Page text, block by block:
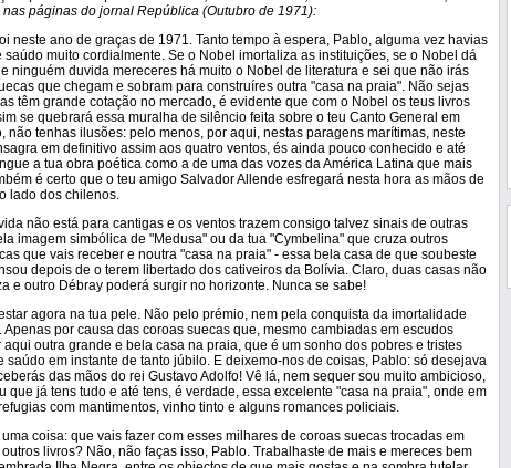
páginas do jornal República (Outubro de 1971):
neste ano de graças de 1971. Tanto tempo à espera, Pablo, alguma vez havias
muito cordialmente. Se o Nobel imortaliza as instituições, se o Nobel dá
ninguém duvida mereceres há muito o Nobel de literatura e sei que não irás
que chegam e sobram para construíres outra "casa na praia". Não sejas
têm grande cotação no mercado, é evidente que com o Nobel os teus livros
se quebrará essa muralha de silêncio feita sobre o teu Canto General em
não tenhas ilusões: pelo menos, por aqui, nestas paragens marítimas, neste
em definitivo assim aos quatro ventos, és ainda pouco conhecido e até
a tua obra poética como a de uma das vozes da América Latina que mais
é certo que o teu amigo Salvador Allende esfregará nesta hora as mãos de
lado dos chilenos.
não está para cantigas e os ventos trazem consigo talvez sinais de outras
imagem simbólica de "Medusa" ou da tua "Cymbelina" que cruza outros
que vais receber e noutra "casa na praia" - essa bela casa de que soubeste
depois de o terem libertado dos cativeiros da Bolívia. Claro, duas casas não
e outro Débray poderá surgir no horizonte. Nunca se sabe!
agora na tua pele. Não pelo prémio, nem pela conquista da imortalidade
por causa das coroas suecas que, mesmo cambiadas em escudos
outra grande e bela casa na praia, que é um sonho dos pobres e tristes
saúdo em instante de tanto júbilo. E deixemo-nos de coisas, Pablo: só desejava
das mãos do rei Gustavo Adolfo! Vê lá, nem sequer sou muito ambicioso,
que já tens tudo e até tens, é verdade, essa excelente "casa na praia", onde em
com mantimentos, vinho tinto e alguns romances policiais.
coisa: que vais fazer com esses milhares de coroas suecas trocadas em
livros? Não, não faças isso, Pablo. Trabalhaste de mais e mereces bem